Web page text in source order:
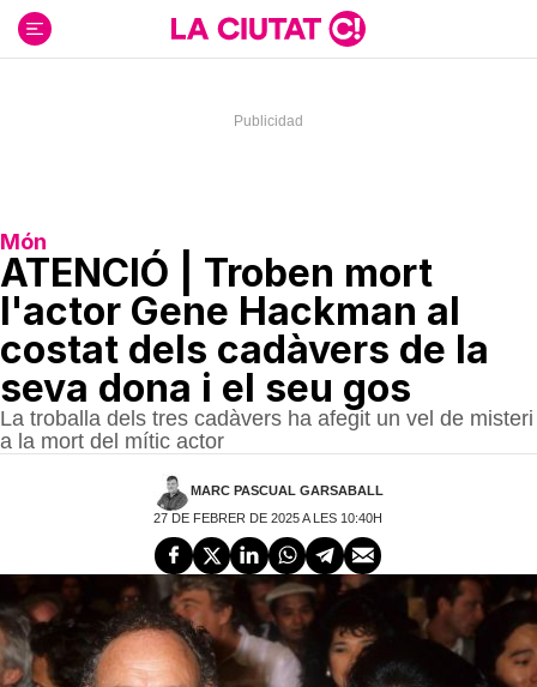
contenido
Món
ATENCIÓ | Troben mort
l'actor Gene Hackman al
costat dels cadàvers de la
seva dona i el seu gos
La troballa dels tres cadàvers ha afegit un vel de misteri
a la mort del mític actor
MARC PASCUAL GARSABALL
27 DE FEBRER DE 2025 A LES 10:40H